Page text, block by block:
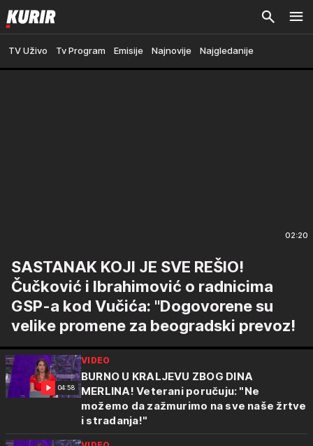
TV Uživo Tv Program Emisije Najnovije Najgledanije
02:20
SASTANAK KOJI JE SVE REŠIO!
Čučković i Ibrahimović o radnicima
GSP-a kod Vučića: "Dogovorene su
velike promene za beogradski prevoz!
VIDEO
BURNO U KRALJEVU ZBOG DINA
MERLINA! Veterani poručuju: "Ne
možemo da zažmurimo na sve naše žrtve
i stradanja!"
04:58